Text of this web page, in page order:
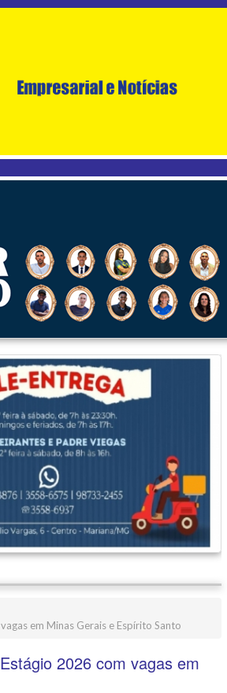
em Minas Gerais e Espírito Santo
2026 com vagas em